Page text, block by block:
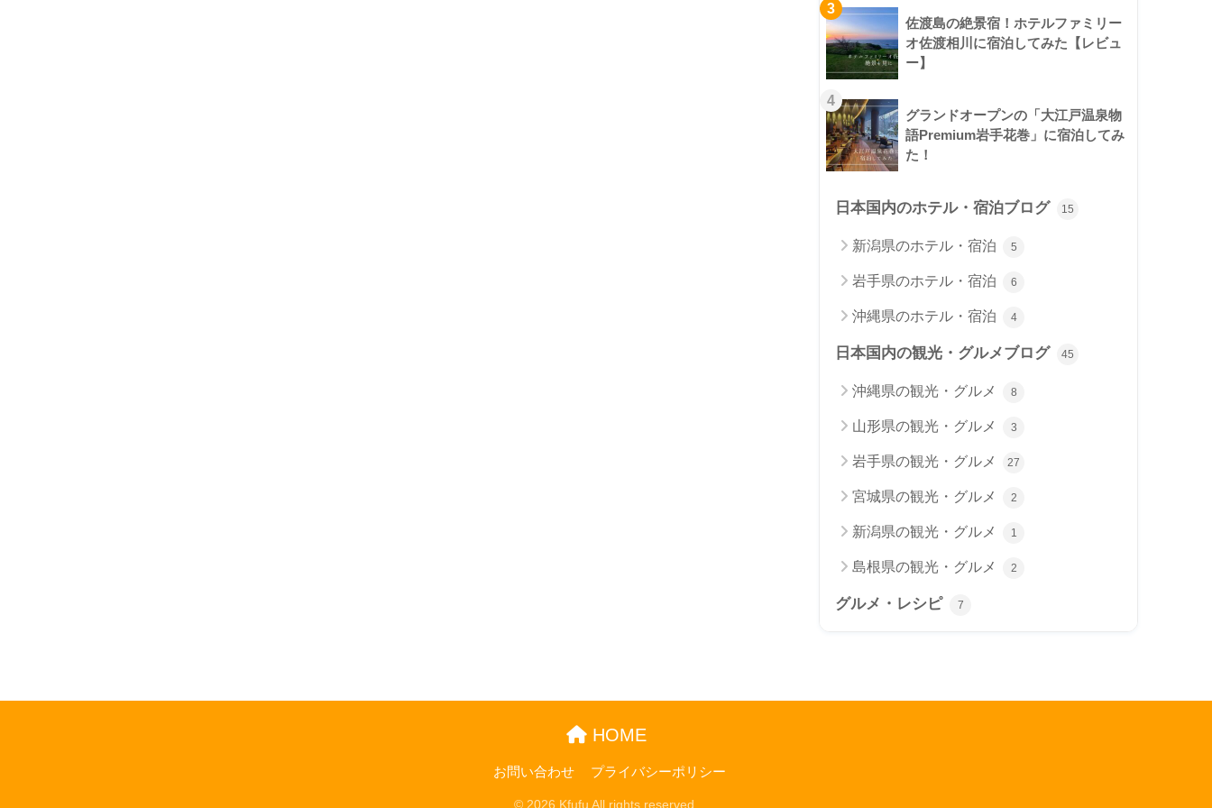
3
佐渡島の絶景宿！ホテルファミリー
オ佐渡相川に宿泊してみた【レビュ
ー】
4
グランドオープンの「大江戸温泉物
語Premium岩手花巻」に宿泊してみ
た！
日本国内のホテル・宿泊ブログ 15
新潟県のホテル・宿泊 5
岩手県のホテル・宿泊 6
沖縄県のホテル・宿泊 4
日本国内の観光・グルメブログ 45
沖縄県の観光・グルメ 8
山形県の観光・グルメ 3
岩手県の観光・グルメ 27
宮城県の観光・グルメ 2
新潟県の観光・グルメ 1
島根県の観光・グルメ 2
グルメ・レシピ 7
HOME
お問い合わせ プライバシーポリシー
© 2026 Kfufu All rights reserved.